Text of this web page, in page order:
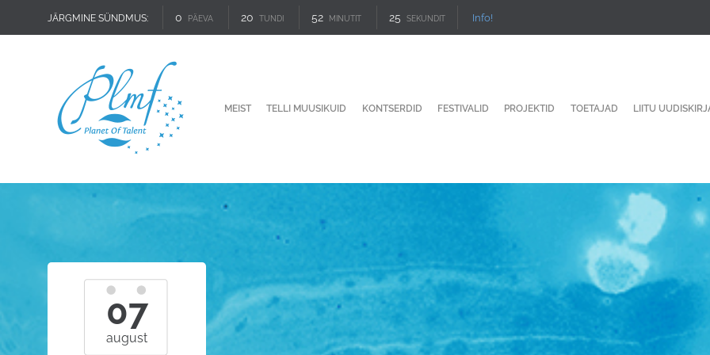
JÄRGMINE SÜNDMUS: 0 PÄEVA 20 TUNDI 52 MINUTIT 24 SEKUNDIT Info!
MEIST TELLI MUUSIKUID KONTSERDID FESTIVALID PROJEKTID TOETAJAD LIITU
07
august